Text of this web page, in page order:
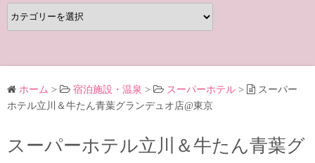
カ
テ
リ
ー ホーム > 宿泊施設・温泉 > スーパーホテル >
スーパー
ホテル立川＆牛たん青葉グランデュオ店@東京
スーパーホテル立川＆牛たん青葉グ